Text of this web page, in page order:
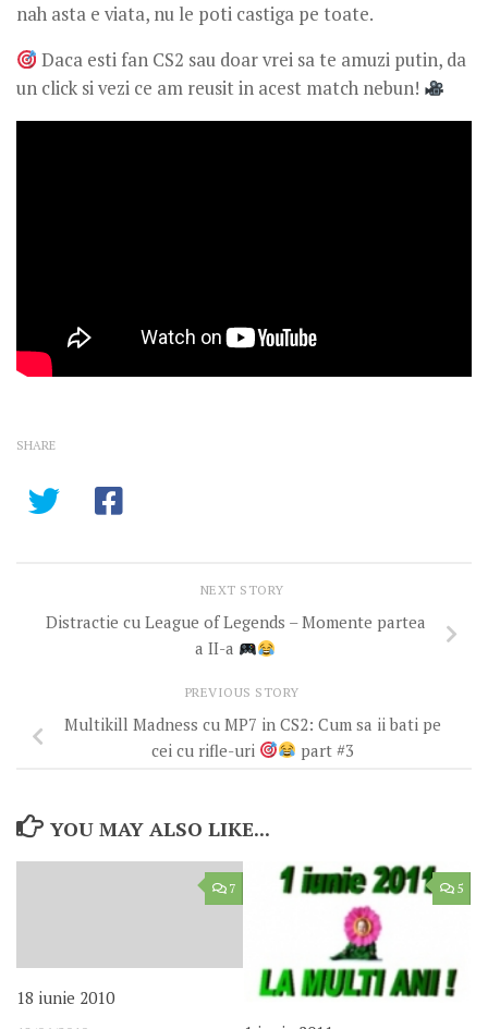
nah asta e viata, nu le poti castiga pe toate.
Daca esti fan CS2 sau doar vrei sa te amuzi putin, da
un click si vezi ce am reusit in acest match nebun!
SHARE
NEXT STORY
Distractie cu League of Legends – Momente partea
a II-a
PREVIOUS STORY
Multikill Madness cu MP7 in CS2: Cum sa ii bati pe
cei cu rifle-uri
part #3
YOU MAY ALSO LIKE...
7
18 iunie 2010
5